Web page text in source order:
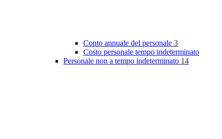
Conto annuale del personale 3
Costo personale tempo indeterminato
Personale non a tempo indeterminato 14